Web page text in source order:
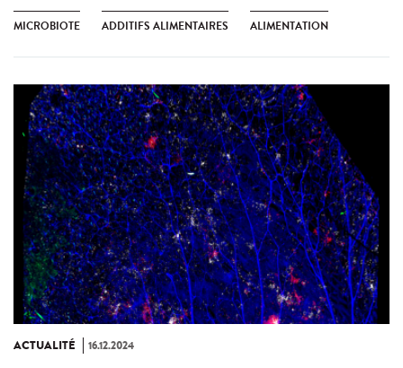
MICROBIOTE ADDITIFS ALIMENTAIRES ALIMENTATION
ACTUALITÉ 16.12.2024